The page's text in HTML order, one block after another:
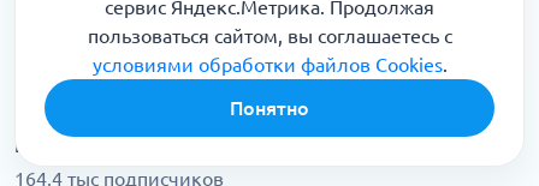
Клиника доктора Шурова
164,4 тыс подписчиков
сервис Яндекс.Метрика. Продолжая
пользоваться сайтом, вы соглашаетесь с
условиями обработки файлов Cookies.
Понятно